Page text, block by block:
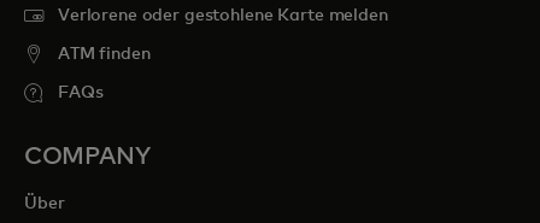
Verlorene oder gestohlene Karte melden
ATM finden
FAQs
COMPANY
Über